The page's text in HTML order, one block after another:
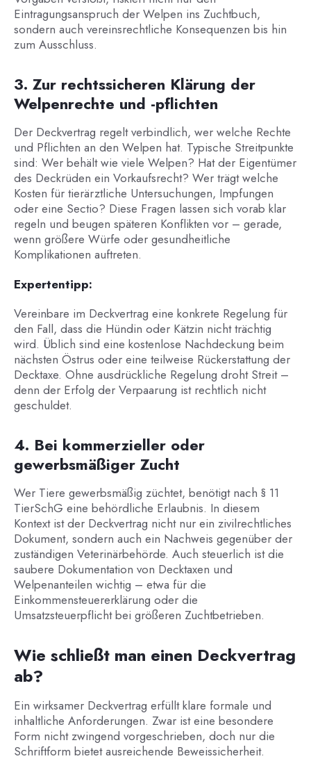
Eintragungsanspruch der Welpen ins Zuchtbuch,
sondern auch vereinsrechtliche Konsequenzen bis hin
zum Ausschluss.
3. Zur rechtssicheren Klärung der
Welpenrechte und -pflichten
Der Deckvertrag regelt verbindlich, wer welche Rechte
und Pflichten an den Welpen hat. Typische Streitpunkte
sind: Wer behält wie viele Welpen? Hat der Eigentümer
des Deckrüden ein Vorkaufsrecht? Wer trägt welche
Kosten für tierärztliche Untersuchungen, Impfungen
oder eine Sectio? Diese Fragen lassen sich vorab klar
regeln und beugen späteren Konflikten vor – gerade,
wenn größere Würfe oder gesundheitliche
Komplikationen auftreten.
Expertentipp:
Vereinbare im Deckvertrag eine konkrete Regelung für
den Fall, dass die Hündin oder Kätzin nicht trächtig
wird. Üblich sind eine kostenlose Nachdeckung beim
nächsten Östrus oder eine teilweise Rückerstattung der
Decktaxe. Ohne ausdrückliche Regelung droht Streit –
denn der Erfolg der Verpaarung ist rechtlich nicht
geschuldet.
4. Bei kommerzieller oder
gewerbsmäßiger Zucht
Wer Tiere gewerbsmäßig züchtet, benötigt nach § 11
TierSchG eine behördliche Erlaubnis. In diesem
Kontext ist der Deckvertrag nicht nur ein zivilrechtliches
Dokument, sondern auch ein Nachweis gegenüber der
zuständigen Veterinärbehörde. Auch steuerlich ist die
saubere Dokumentation von Decktaxen und
Welpenanteilen wichtig – etwa für die
Einkommensteuererklärung oder die
Umsatzsteuerpflicht bei größeren Zuchtbetrieben.
Wie schließt man einen Deckvertrag
ab?
Ein wirksamer Deckvertrag erfüllt klare formale und
inhaltliche Anforderungen. Zwar ist eine besondere
Form nicht zwingend vorgeschrieben, doch nur die
Schriftform bietet ausreichende Beweissicherheit.